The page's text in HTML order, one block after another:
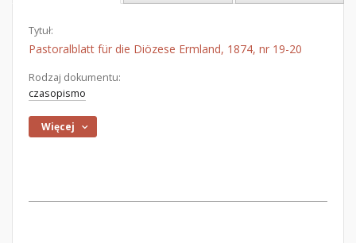
Tytuł:
Pastoralblatt für die Diözese Ermland, 1874, nr 19-20
Rodzaj dokumentu:
czasopismo
Więcej